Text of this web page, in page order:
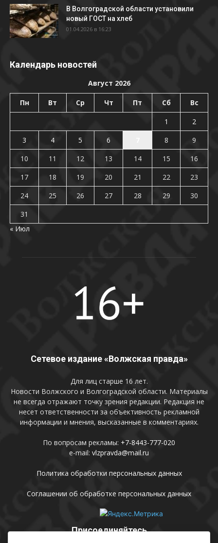
В Волгоградской области установили
новый ГОСТ на хлеб
01.04.2026 в 16:23
Календарь новостей
Август 2026
Пн Вт Ср Чт Пт Сб Вс
1
2
3
4 5 6 8
9
10
11 12 13 14 15
16
17
18 19 20 21 22
23
24
25 26 27 28 29
30
31
« Июл
Сетевое издание «Волжская правда»
Для лиц старше 16 лет.
Новости Волжского и Волгоградской области. Материалы
не всегда отражают точку зрения редакции. Редакция не
несет ответственности за объективность рекламной
информации и мнения, высказанные в комментариях.
По вопросам рекламы: +7-8443-777-020
e-mail: vlzpravda@mail.ru
Политика обработки персональных данных
Соглашении об обработке персональных данных
Присоединяйтесь